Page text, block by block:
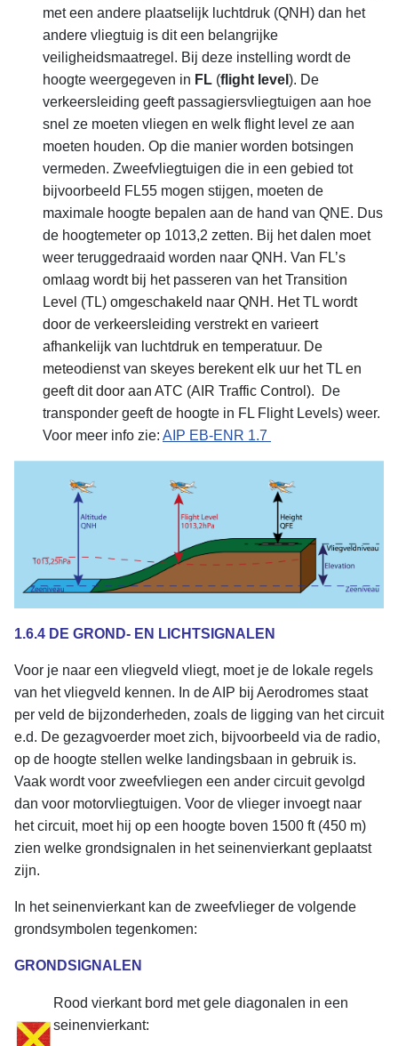
met een andere plaatselijk luchtdruk (QNH) dan het
andere vliegtuig is dit een belangrijke
veiligheidsmaatregel. Bij deze instelling wordt de
hoogte weergegeven in FL (flight level ). De
verkeersleiding geeft passagiersvliegtuigen aan hoe
snel ze moeten vliegen en welk flight level ze aan
moeten houden. Op die manier worden botsingen
vermeden. Zweefvliegtuigen die in een gebied tot
bijvoorbeeld FL55 mogen stijgen, moeten de
maximale hoogte bepalen aan de hand van QNE. Dus
de hoogtemeter op 1013,2 zetten. Bij het dalen moet
weer teruggedraaid worden naar QNH. Van FL’s
omlaag wordt bij het passeren van het Transition
Level (TL) omgeschakeld naar QNH. Het TL wordt
door de verkeersleiding verstrekt en varieert
afhankelijk van luchtdruk en temperatuur. De
meteodienst van skeyes berekent elk uur het TL en
geeft dit door aan ATC (AIR Traffic Control).
De
transponder geeft de hoogte in FL Flight Levels) weer.
Voor meer info zie: AIP EB-ENR 1.7
1.6.4 DE GROND- EN LICHTSIGNALEN
Voor je naar een vliegveld vliegt, moet je de lokale regels
van het vliegveld kennen. In de AIP bij Aerodromes staat
per veld de bijzonderheden, zoals de ligging van het circuit
e.d. De gezagvoerder moet zich, bijvoorbeeld via de radio,
op de hoogte stellen welke landingsbaan in gebruik is.
Vaak wordt voor zweefvliegen een ander circuit gevolgd
dan voor motorvliegtuigen. Voor de vlieger invoegt naar
het circuit, moet hij op een hoogte boven 1500 ft (450 m)
zien welke grondsignalen in het seinenvierkant geplaatst
zijn.
In het seinenvierkant kan de zweefvlieger de volgende
grondsymbolen tegenkomen:
GRONDSIGNALEN
Rood vierkant bord met gele diagonalen in een
seinenvierkant: